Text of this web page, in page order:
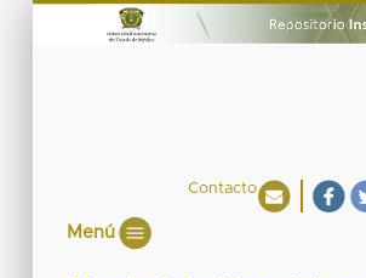
Contacto
Menú